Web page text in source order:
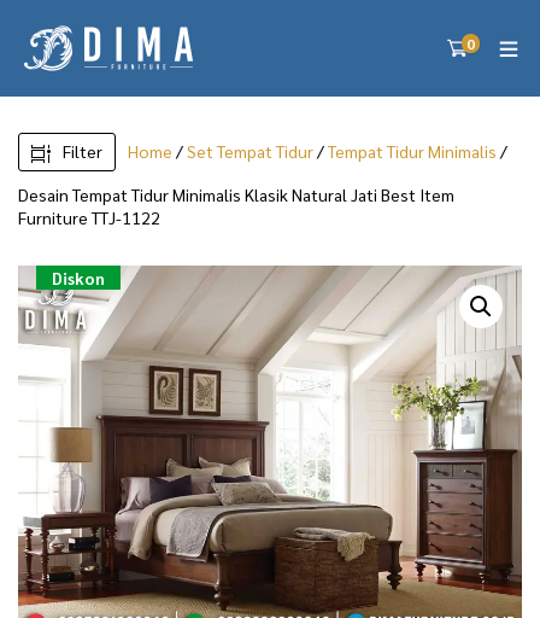
0
Filter Home /Set Tempat Tidur/Tempat Tidur Minimalis /
Desain Tempat Tidur Minimalis Klasik Natural Jati Best Item
Furniture TTJ-1122
Diskon